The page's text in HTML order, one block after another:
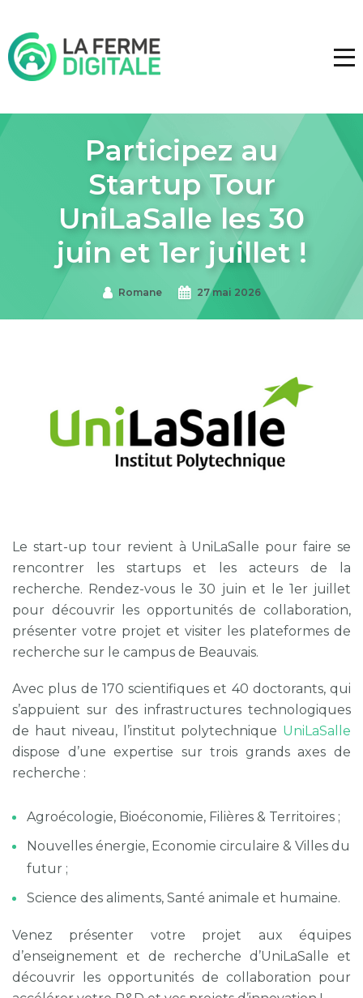
Participez au
Startup Tour
UniLaSalle les 30
juin et 1er juillet !
Romane 27 mai 2026
Le start-up tour revient à UniLaSalle pour faire se
rencontrer les startups et les acteurs de la
recherche. Rendez-vous le 30 juin et le 1er juillet
pour découvrir les opportunités de collaboration,
présenter votre projet et visiter les plateformes de
recherche sur le campus de Beauvais.
Avec plus de 170 scientifiques et 40 doctorants, qui
s’appuient sur des infrastructures technologiques
de haut niveau, l’institut polytechnique UniLaSalle
dispose d’une expertise sur trois grands axes de
recherche :
Agroécologie, Bioéconomie, Filières & Territoires ;
Nouvelles énergie, Economie circulaire & Villes du
futur ;
Science des aliments, Santé animale et humaine.
Venez présenter votre projet aux équipes
d’enseignement et de recherche d’UniLaSalle et
découvrir les opportunités de collaboration pour